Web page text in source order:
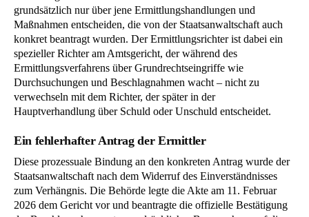
grundsätzlich nur über jene Ermittlungshandlungen und
Maßnahmen entscheiden, die von der Staatsanwaltschaft auch
konkret beantragt wurden. Der Ermittlungsrichter ist dabei ein
spezieller Richter am Amtsgericht, der während des
Ermittlungsverfahrens über Grundrechtseingriffe wie
Durchsuchungen und Beschlagnahmen wacht – nicht zu
verwechseln mit dem Richter, der später in der
Hauptverhandlung über Schuld oder Unschuld entscheidet.
Ein fehlerhafter Antrag der Ermittler
Diese prozessuale Bindung an den konkreten Antrag wurde der
Staatsanwaltschaft nach dem Widerruf des Einverständnisses
zum Verhängnis. Die Behörde legte die Akte am 11. Februar
2026 dem Gericht vor und beantragte die offizielle Bestätigung